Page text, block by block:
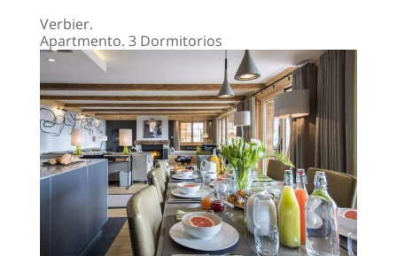
Verbier.
Apartmento. 3 Dormitorios